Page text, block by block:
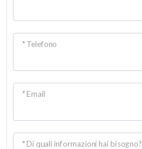
* Telefono
* Email
* Di quali informazioni hai bisogno?